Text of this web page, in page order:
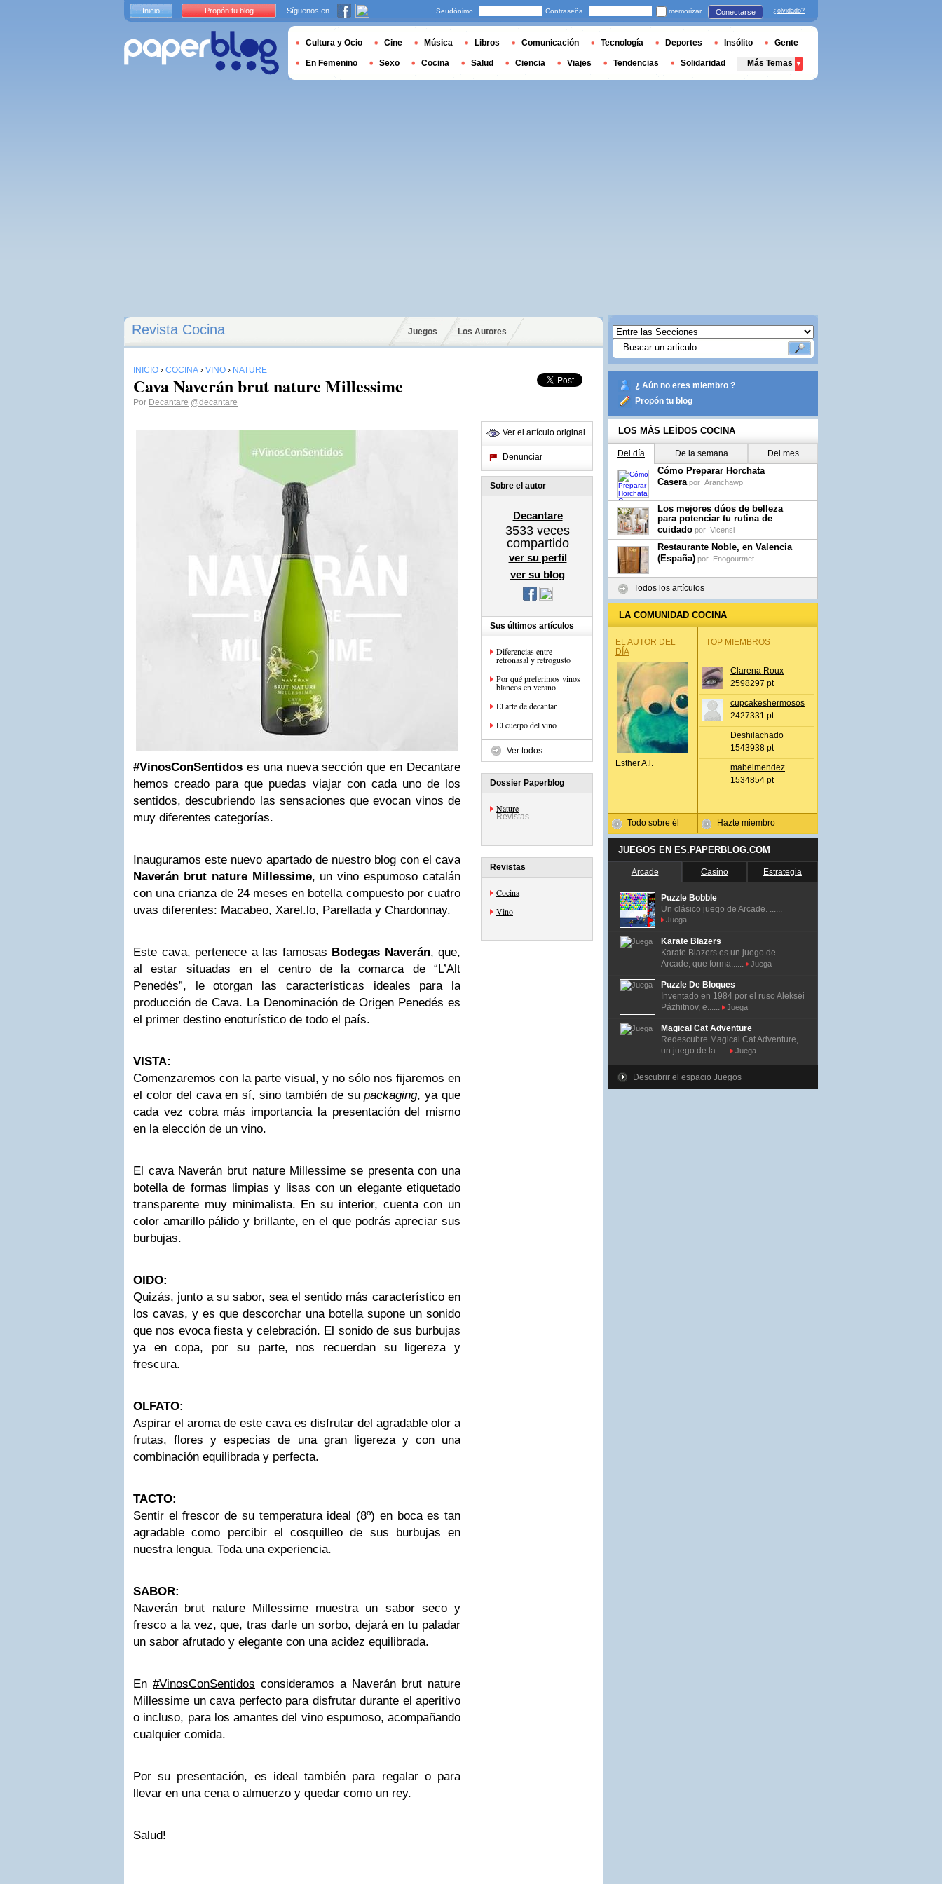
Revista Cocina Juegos Los Autores
INICIO › COCINA › VINO › NATURE
Cava Naverán brut nature Millessime
Por Decantare @decantare
#VinosConSentidos es una nueva sección que en Decantare
hemos creado para que puedas viajar con cada uno de los
sentidos, descubriendo las sensaciones que evocan vinos de
muy diferentes categorías.
Inauguramos este nuevo apartado de nuestro blog con el cava
Naverán brut nature Millessime, un vino espumoso catalán
con una crianza de 24 meses en botella compuesto por cuatro
uvas diferentes: Macabeo, Xarel.lo, Parellada y Chardonnay.
Este cava, pertenece a las famosas Bodegas Naverán, que,
al estar situadas en el centro de la comarca de “L’Alt
Penedés”, le otorgan las características ideales para la
producción de Cava. La Denominación de Origen Penedés es
el primer destino enoturístico de todo el país.
VISTA:
Comenzaremos con la parte visual, y no sólo nos fijaremos en
el color del cava en sí, sino también de supackaging, ya que
cada vez cobra más importancia la presentación del mismo
en la elección de un vino.
El cava Naverán brut nature Millessime se presenta con una
botella de formas limpias y lisas con un elegante etiquetado
transparente muy minimalista. En su interior, cuenta con un
color amarillo pálido y brillante, en el que podrás apreciar sus
burbujas.
OIDO:
Quizás, junto a su sabor, sea el sentido más característico en
los cavas, y es que descorchar una botella supone un sonido
que nos evoca fiesta y celebración. El sonido de sus burbujas
ya en copa, por su parte, nos recuerdan su ligereza y
frescura.
OLFATO:
Aspirar el aroma de este cava es disfrutar del agradable olor a
frutas, flores y especias de una gran ligereza y con una
combinación equilibrada y perfecta.
TACTO:
Sentir el frescor de su temperatura ideal (8º) en boca es tan
agradable como percibir el cosquilleo de sus burbujas en
nuestra lengua. Toda una experiencia.
SABOR:
Naverán brut nature Millessime muestra un sabor seco y
fresco a la vez, que, tras darle un sorbo, dejará en tu paladar
un sabor afrutado y elegante con una acidez equilibrada.
En #VinosConSentidos consideramos a Naverán brut nature
Millessime un cava perfecto para disfrutar durante el aperitivo
o incluso, para los amantes del vino espumoso, acompañando
cualquier comida.
Por su presentación, es ideal también para regalar o para
llevar en una cena o almuerzo y quedar como un rey.
Salud!
Ver el artículo original
Denunciar
Sobre el autor
Decantare
3533 veces
compartido
ver su perfil
ver su blog
Sus últimos artículos
Diferencias entre
retronasal y retrogusto
Por qué preferimos vinos
blancos en verano
El arte de decantar
El cuerpo del vino
Ver todos
Dossier Paperblog
Nature
Revistas
Revistas
Cocina
Vino
¿ Aún no eres miembro ?
Propón tu blog
LOS MÁS LEÍDOS COCINA
Del día De la semana Del mes
Cómo Preparar Horchata
Casera por Aranchawp
Los mejores dúos de belleza
para potenciar tu rutina de
cuidado por Vicensi
Restaurante Noble, en Valencia
(España) por Enogourmet
Todos los artículos
LA COMUNIDAD COCINA
EL AUTOR DEL
DÍA
Esther A.l.
Todo sobre él
TOP MIEMBROS
Clarena Roux
2598297 pt
cupcakeshermosos
2427331 pt
Deshilachado
1543938 pt
mabelmendez
1534854 pt
Hazte miembro
JUEGOS EN ES.PAPERBLOG.COM
Arcade Casino Estrategia
Puzzle Bobble
Un clásico juego de Arcade. ......
Juega
Karate Blazers
Karate Blazers es un juego de
Arcade, que forma......
Juega
Puzzle De Bloques
Inventado en 1984 por el ruso Alekséi
Pázhitnov, e......
Juega
Magical Cat Adventure
Redescubre Magical Cat Adventure,
un juego de la......
Juega
Descubrir el espacio Juegos
Inicio Propón tu blog Síguenos en Seudónimo Contraseña memorizar Conectarse ¿olvidado?
Cultura y Ocio Cine Música Libros Comunicación Tecnología Deportes Insólito Gente
En Femenino Sexo Cocina Salud Ciencia Viajes Tendencias Solidaridad Más Temas